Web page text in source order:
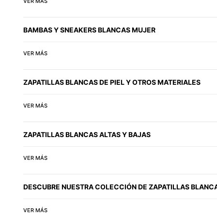
BAMBAS Y SNEAKERS BLANCAS MUJER
VER MÁS
ZAPATILLAS BLANCAS DE PIEL Y OTROS MATERIALES
VER MÁS
ZAPATILLAS BLANCAS ALTAS Y BAJAS
VER MÁS
DESCUBRE NUESTRA COLECCIÓN DE ZAPATILLAS
VER MÁS